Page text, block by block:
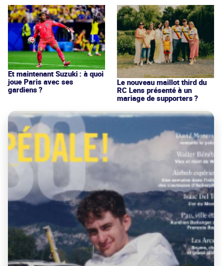
Et maintenant Suzuki : à quoi
joue Paris avec ses
gardiens ?
Le nouveau maillot third du
RC Lens présenté à un
mariage de supporters ?